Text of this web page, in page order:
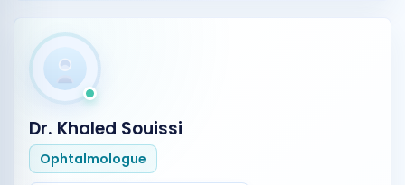
Dr. Khaled Souissi
Ophtalmologue